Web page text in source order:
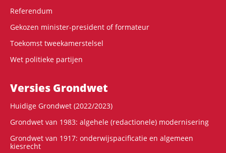
Referendum
Gekozen minister-president of formateur
Toekomst tweekamerstelsel
Wet politieke partijen
Versies Grondwet
Huidige Grondwet (2022/2023)
Grondwet van 1983: algehele (redactionele) modernisering
Grondwet van 1917: onderwijspacificatie en algemeen
kiesrecht